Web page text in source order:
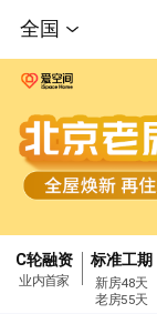
全国
C轮融资
业内首家
标准工期
新房48天
老房55天